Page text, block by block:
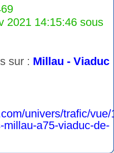
2021 14:15:46 sous
sur : Millau - Viaduc
univers/trafic/vue/
a75-viaduc-de-